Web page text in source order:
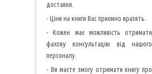
доставки.
- Ціни на книги Вас приємно вразять.
- Кожен має можливість отримати
фахову консультацію від нашого
персоналу.
- Ви маєте змогу отримати книгу про